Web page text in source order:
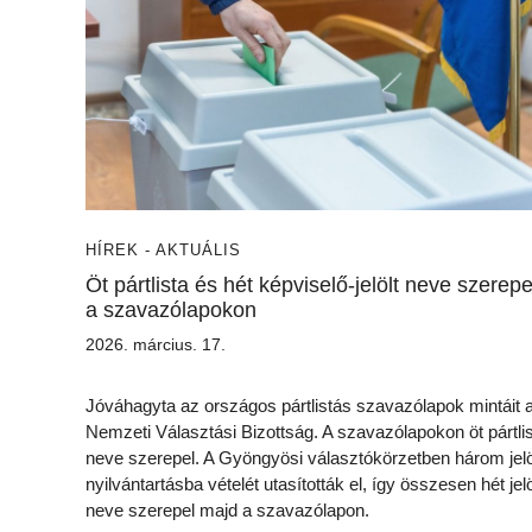
HÍREK - AKTUÁLIS
Öt pártlista és hét képviselő-jelölt neve szerepel
a szavazólapokon
2026. március. 17.
Jóváhagyta az országos pártlistás szavazólapok mintáit
Nemzeti Választási Bizottság. A szavazólapokon öt
neve szerepel. A Gyöngyösi választókörzetben három
nyilvántartásba vételét utasították el, így összesen hét
neve szerepel majd a szavazólapon.